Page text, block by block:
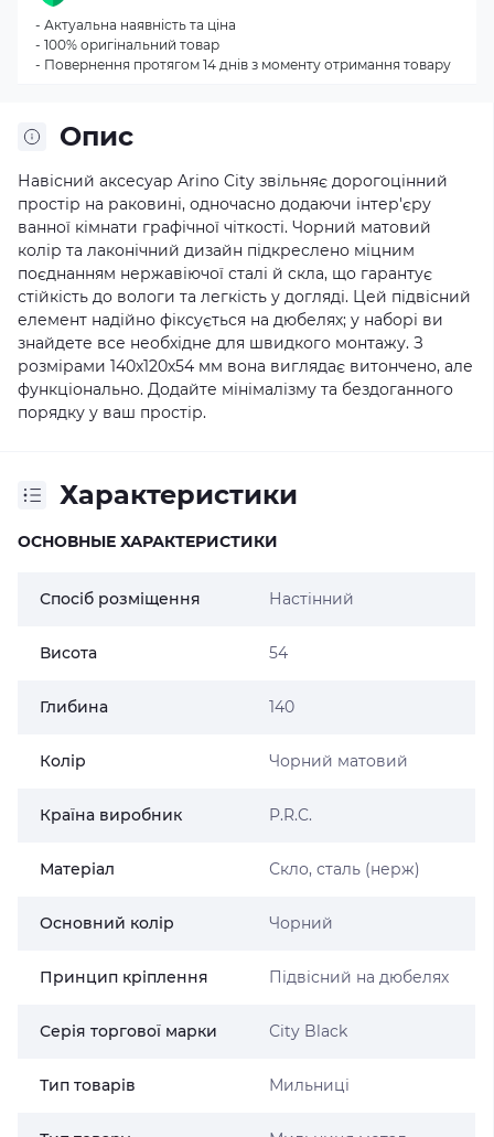
Опис
Навісний аксесуар Arino City звільняє дорогоцінний
простір на раковині, одночасно додаючи інтер'єру
ванної кімнати графічної чіткості. Чорний матовий
колір та лаконічний дизайн підкреслено міцним
поєднанням нержавіючої сталі й скла, що гарантує
стійкість до вологи та легкість у догляді. Цей підвісний
елемент надійно фіксується на дюбелях; у наборі ви
знайдете все необхідне для швидкого монтажу. З
розмірами 140х120х54 мм вона виглядає витончено, але
функціонально. Додайте мінімалізму та бездоганного
порядку у ваш простір.
Характеристики
ОСНОВНЫЕ ХАРАКТЕРИСТИКИ
Спосіб розміщення Настінний
Висота 54
Глибина 140
Колір Чорний матовий
Країна виробник P.R.C.
Матеріал Скло, сталь (нерж)
Основний колір Чорний
Принцип кріплення Підвісний на дюбелях
Серія торгової марки Сity Black
Тип товарів Мильниці
- Актуальна наявність та ціна
- 100% оригінальний товар
- Повернення протягом 14 днів з моменту отримання товару